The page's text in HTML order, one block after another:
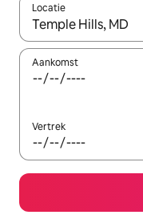
Locatie
Wanneer er
Aankomst
Vertrek